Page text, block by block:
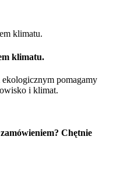
klimatu.
pomagamy
i klimat.
Chętnie